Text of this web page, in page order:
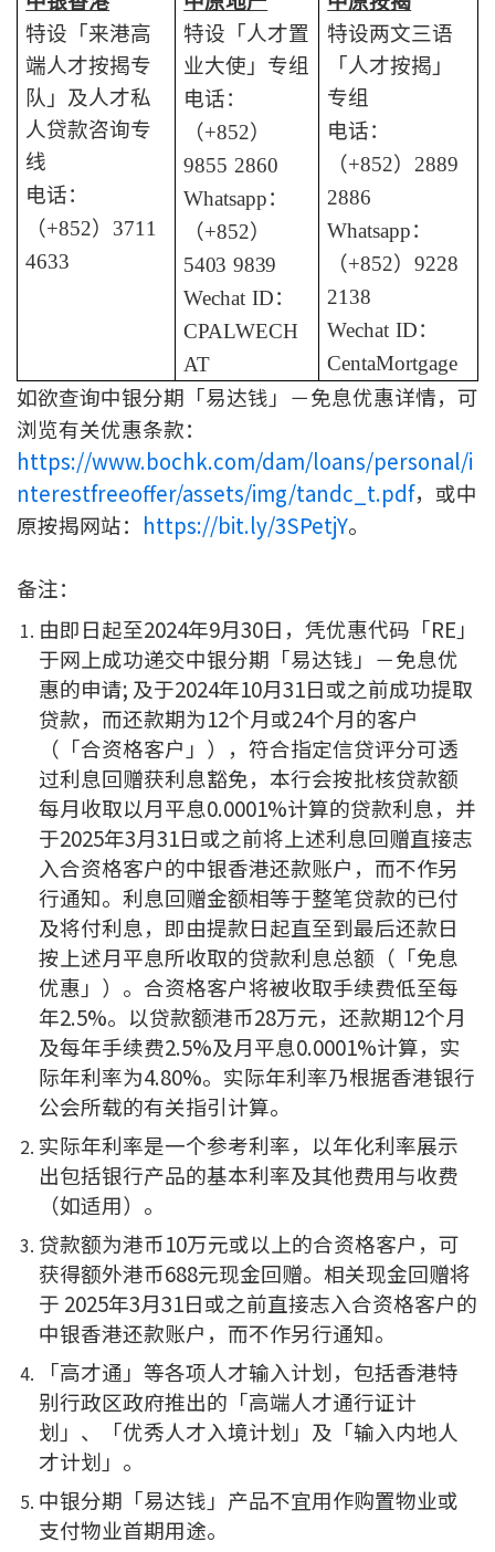
特设「来港高
端人才按揭专
队」及人才私
人贷款咨询专
线
电话：
（+852） 3711
4633
特设「人才置
业大使」专组
电话：
（+852）
9855 2860
Whatsapp：
（+852）
5403 9839
Wechat ID：
CPALWECH
AT
特设两文三语
「人才按揭」
专组
电话：
（+852） 2889
2886
Whatsapp：
（+852） 9228
2138
Wechat ID：
CentaMortgage
如欲查询中银分期「易达钱」－免息优惠详情，可
浏览有关优惠条款：
https://www.bochk.com/dam/loans/personal/i
nterestfreeoffer/assets/img/tandc_t.pdf，或中
原按揭网站： https://bit.ly/3SPetjY。
备注：
由即日起至2024年9月30日，凭优惠代码「RE」
于网上成功递交中银分期「易达钱」－免息优
惠的申请; 及于2024年10月31日或之前成功提取
贷款，而还款期为12个月或24个月的客户
（「合资格客户」），符合指定信贷评分可透
过利息回赠获利息豁免，本行会按批核贷款额
每月收取以月平息0.0001%计算的贷款利息，并
于2025年3月31日或之前将上述利息回赠直接志
入合资格客户的中银香港还款账户，而不作另
行通知。利息回赠金额相等于整笔贷款的已付
及将付利息，即由提款日起直至到最后还款日
按上述月平息所收取的贷款利息总额（「免息
优惠」）。合资格客户将被收取手续费低至每
年2.5%。以贷款额港币28万元，还款期12个月
及每年手续费2.5%及月平息0.0001%计算，实
际年利率为4.80%。实际年利率乃根据香港银行
公会所载的有关指引计算。
实际年利率是一个参考利率，以年化利率展示
出包括银行产品的基本利率及其他费用与收费
（如适用）。
贷款额为港币10万元或以上的合资格客户，可
获得额外港币688元现金回赠。相关现金回赠将
于 2025年3月31日或之前直接志入合资格客户的
中银香港还款账户，而不作另行通知。
「高才通」等各项人才输入计划，包括香港特
别行政区政府推出的「高端人才通行证计
划」、「优秀人才入境计划」及「输入内地人
才计划」。
中银分期「易达钱」产品不宜用作购置物业或
支付物业首期用途。